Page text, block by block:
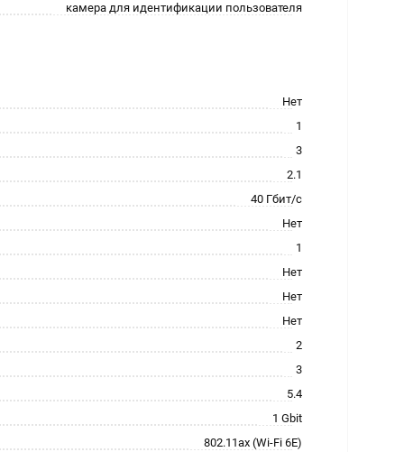
камера для идентификации пользователя
Нет
1
3
2.1
40 Гбит/с
Нет
1
Нет
Нет
Нет
2
3
5.4
1 Gbit
802.11ax (Wi-Fi 6E)